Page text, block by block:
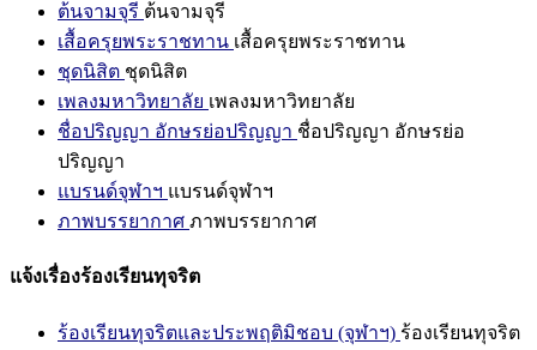
ต้นจามจุรี ต้นจามจุรี
เสื้อครุยพระราชทาน เสื้อครุยพระราชทาน
ชุดนิสิต ชุดนิสิต
เพลงมหาวิทยาลัย เพลงมหาวิทยาลัย
ชื่อปริญญา อักษรย่อปริญญา ชื่อปริญญา อักษรย่อ
ปริญญา
แบรนด์จุฬาฯ แบรนด์จุฬาฯ
ภาพบรรยากาศ ภาพบรรยากาศ
แจ้งเรื่องร้องเรียนทุจริต
ร้องเรียนทุจริตและประพฤติมิชอบ (จุฬาฯ) ร้องเรียนทุจริต